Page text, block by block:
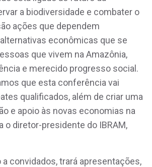
a biodiversidade e combater o
ações que dependem
econômicas que se
que vivem na Amazônia,
e merecido progresso social.
que esta conferência vai
qualificados, além de criar uma
e apoio às novas economias na
o diretor-presidente do IBRAM,
convidados, trará apresentações,